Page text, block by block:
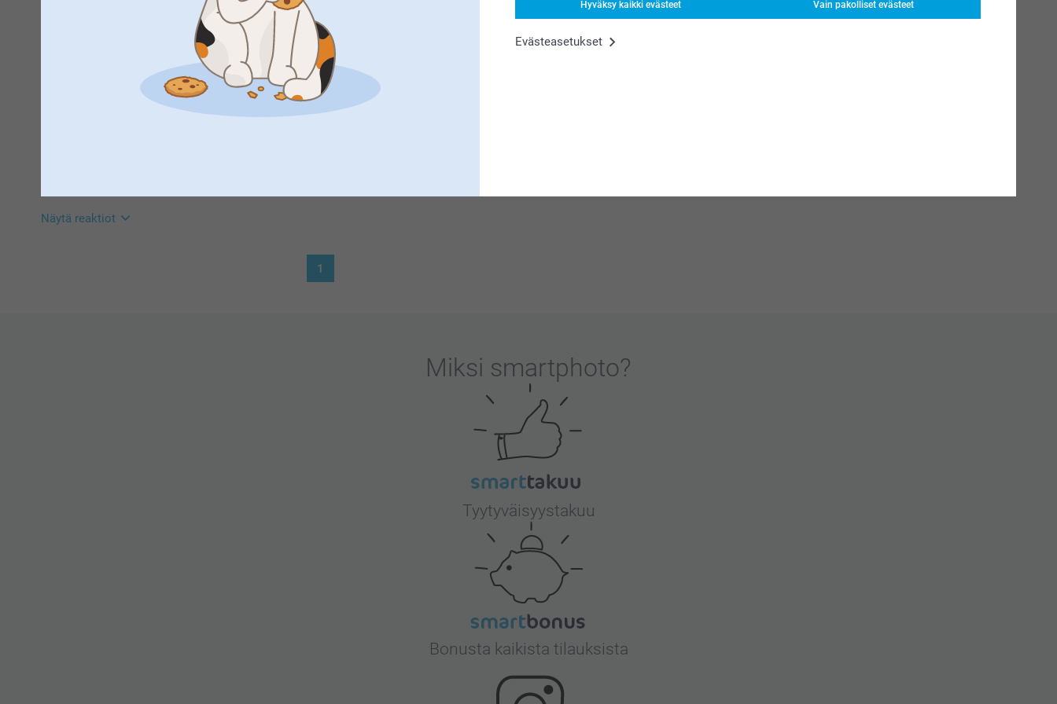
Hyväksy kaikki evästeet Vain pakolliset evästeet
Evästeasetukset
Kiitos paljon palautteesta, se on meille erittäin tärkeää ja laitan sen tietysti eteenpäin! Kiva kuulla,
että muuten pidät ideasta.
Kivaa kevään odotusta 🌸
Kirsi @smartphoto
Hyvät esim kesäsukat ja omalla kuvalla.
Näytä reaktiot
1
Miksi smartphoto?
Tyytyväisyystakuu
Bonusta kaikista tilauksista